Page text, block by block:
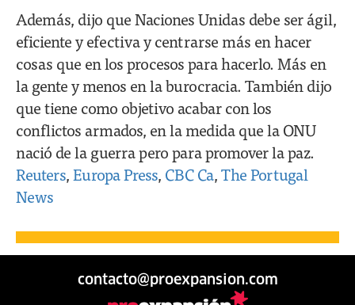
Además, dijo que Naciones Unidas debe ser ágil,
eficiente y efectiva y centrarse más en hacer
cosas que en los procesos para hacerlo. Más en
la gente y menos en la burocracia. También dijo
que tiene como objetivo acabar con los
conflictos armados, en la medida que la ONU
nació de la guerra pero para promover la paz.
Reuters,Europa Press, CBC Ca,The Portugal
News
contacto@proexpansion.com